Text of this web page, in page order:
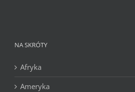
NA SKRÓTY
Afryka
Ameryka